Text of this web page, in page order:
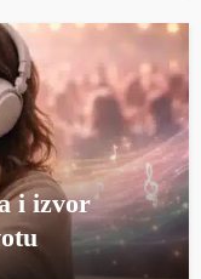
i izvor